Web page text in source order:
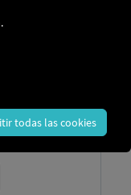
plataforma con la
de datos.
todas las cookies